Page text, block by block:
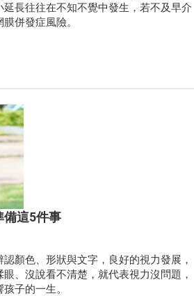
長往往在不知不覺中發生，若不及早介
併發症風險。
備這5件事
顏色、形狀與文字，良好的視力發展，
、沒說看不清楚，就代表視力沒問題，
子的一生。